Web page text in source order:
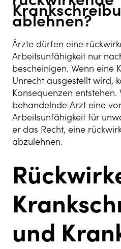
ablehnen?
Ärzte dürfen eine
Arbeitsunfähigkeit nur
bescheinigen. Wenn eine
Unrecht ausgestellt wird,
Konsequenzen entstehen.
behandelnde Arzt eine
Arbeitsunfähigkeit für
er das Recht, eine
abzulehnen.
und